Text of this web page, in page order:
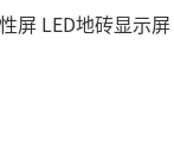
屏 LED地砖显示屏